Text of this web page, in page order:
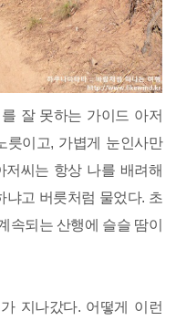
잘 못하는 가이드 아저
릇이고, 가볍게 눈인사만
씨는 항상 나를 배려해
냐고 버릇처럼 물었다. 초
속되는 산행에 슬슬 땀이
지나갔다. 어떻게 이런